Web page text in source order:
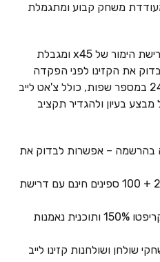
מעודדת משחק קבוע ומתגמלת
הספינים ללא הפקדה כרוכים בדרישת הימור של x45 ומגבלת
לבדוק את הקזינו לפני הפקדה
ראשונה. שירות הלקוחות זמין 24/7 במספר שפות, כולל צ'אט לייב
בעיון ולהגדיר תקציב
בהרשמה – אפשרות לבדוק את
חבילת קבלת פנים עד 200% + 100 ספינים חינם עם דרישת
בונוסי רילוד שבועיים, בונוס קריפטו 150% ותוכנית נאמנות
שולחן ושולחנות קזינו לייב